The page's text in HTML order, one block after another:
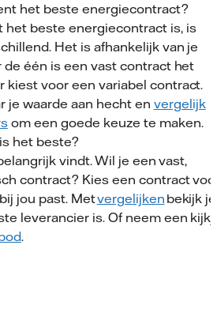
het beste energiecontract?
het beste energiecontract is, is
Het is afhankelijk van je
de één is een vast contract het
kiest voor een variabel contract.
je waarde aan hecht en vergelijk
om een goede keuze te maken.
het beste?
vindt. Wil je een vast,
contract? Kies een contract
jou past. Metvergelijken bekijk je
leverancier is. Of neem een
.